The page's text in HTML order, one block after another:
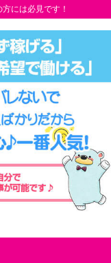
には必見です！